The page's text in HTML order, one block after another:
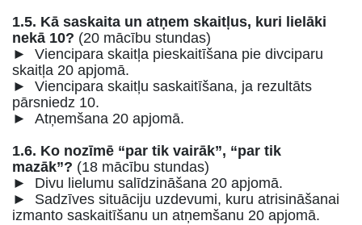
1.5. Kā saskaita un atņem skaitļus, kuri lielāki
nekā 10? (20 mācību stundas)
► Viencipara skaitļa pieskaitīšana pie divciparu
skaitļa 20 apjomā.
► Viencipara skaitļu saskaitīšana, ja rezultāts
pārsniedz 10.
► Atņemšana 20 apjomā.
1.6. Ko nozīmē “par tik vairāk”, “par tik
mazāk”? (18 mācību stundas)
► Divu lielumu salīdzināšana 20 apjomā.
► Sadzīves situāciju uzdevumi, kuru atrisināšanai
izmanto saskaitīšanu un atņemšanu 20 apjomā.